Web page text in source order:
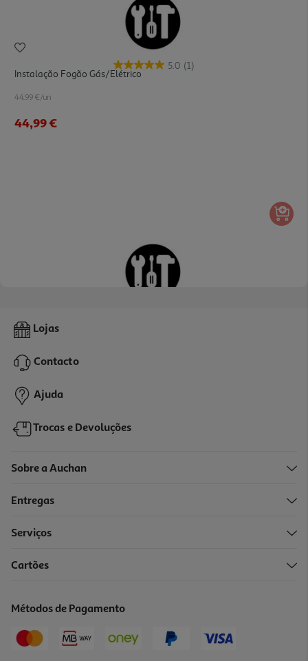
5.0 (1)
Instalação Fogão Gás/elétrico
44.99 €/un
44,99 €
Instalação Exaustor
64,99 €
Lojas
Contacto
Ajuda
Trocas e Devoluções
Sobre a Auchan
Entregas
Serviços
Cartões
Métodos de Pagamento